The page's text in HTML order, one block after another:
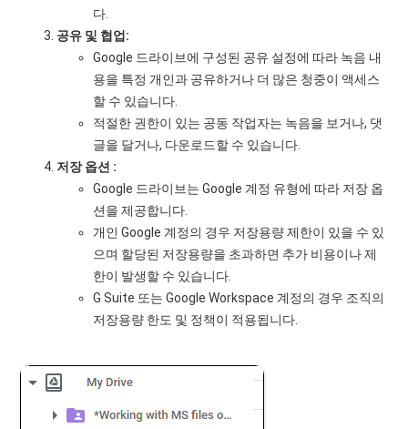
다.
공유 및 협업:
Google 드라이브에 구성된 공유 설정에 따라 녹음 내
용을 특정 개인과 공유하거나 더 많은 청중이 액세스
할 수 있습니다.
적절한 권한이 있는 공동 작업자는 녹음을 보거나, 댓
글을 달거나, 다운로드할 수 있습니다.
저장 옵션 :
Google 드라이브는 Google 계정 유형에 따라 저장 옵
션을 제공합니다.
개인 Google 계정의 경우 저장용량 제한이 있을 수 있
으며 할당된 저장용량을 초과하면 추가 비용이나 제
한이 발생할 수 있습니다.
G Suite 또는 Google Workspace 계정의 경우 조직의
저장용량 한도 및 정책이 적용됩니다.